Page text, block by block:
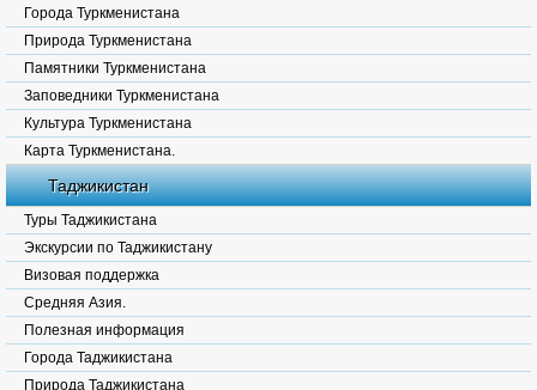
Города Туркменистана
Природа Туркменистана
Памятники Туркменистана
Заповедники Туркменистана
Культура Туркменистана
Карта Туркменистана.
Таджикистан
Туры Таджикистана
Экскурсии по Таджикистану
Визовая поддержка
Средняя Азия.
Полезная информация
Города Таджикистана
Природа Таджикистана